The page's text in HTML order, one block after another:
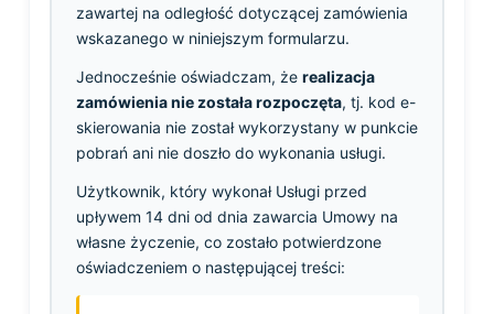
zawartej na odległość dotyczącej zamówienia
wskazanego w niniejszym formularzu.
Jednocześnie oświadczam, że realizacja
zamówienia nie została rozpoczęta, tj. kod e-
skierowania nie został wykorzystany w punkcie
pobrań ani nie doszło do wykonania usługi.
Użytkownik, który wykonał Usługi przed
upływem 14 dni od dnia zawarcia Umowy na
własne życzenie, co zostało potwierdzone
oświadczeniem o następującej treści: